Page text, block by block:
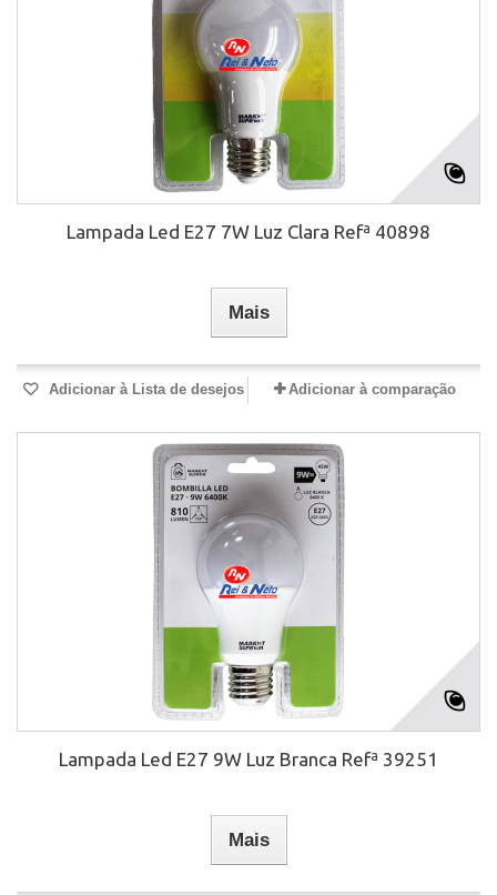
Lampada Led E27 7W Luz Clara Refª 40898
Mais
Adicionar à Lista de desejos Adicionar à comparação
Lampada Led E27 9W Luz Branca Refª 39251
Mais